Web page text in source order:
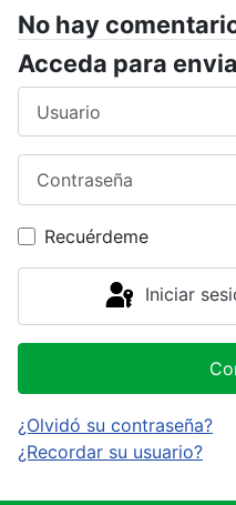
No hay
Acceda para
Recuérdeme
Iniciar
¿Olvidó su contraseña?
¿Recordar su usuario?